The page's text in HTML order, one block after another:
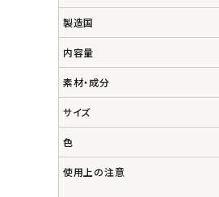
オリジナルブランド
ナチュラムーン
エコリュクス
エコメイト
製造国
内容量
素材・成分
サイズ
色
使用上の注意